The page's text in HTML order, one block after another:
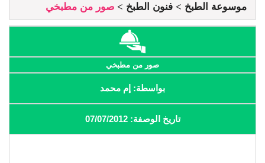
موسوعة الطبخ فنون الطبخ صور من مطبخي
صور من مطبخي
بواسطة: إم محمد
تاريخ الوصفة: 07/07/2012